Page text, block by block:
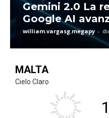
Gemini 2.0 La
Google AI
william.vargasg.megapy -
MALTA
Cielo Claro